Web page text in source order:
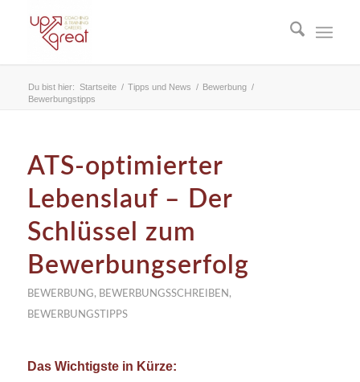
Du bist hier: Startseite / Tipps und News / Bewerbung /
Bewerbungstipps
ATS-optimierter
Lebenslauf – Der
Schlüssel zum
Bewerbungserfolg
BEWERBUNG, BEWERBUNGSSCHREIBEN ,
BEWERBUNGSTIPPS
Das Wichtigste in Kürze: